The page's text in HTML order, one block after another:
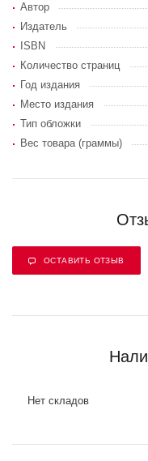
Автор
Издатель
ISBN
Количество страниц
Год издания
Место издания
Тип обложки
Вес товара (граммы)
ОСТАВИТЬ ОТЗЫВ
Нет складов